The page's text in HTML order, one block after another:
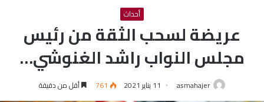
أحداث
عريضة لسحب الثقة من رئيس
مجلس النواب راشد الغنوشي…
asmahajer 11 يناير 2021 761 أقل من دقيقة